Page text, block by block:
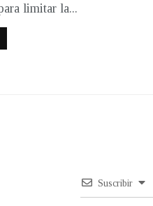
limitar la...
Suscribir